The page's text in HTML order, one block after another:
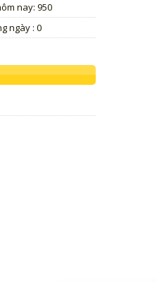
nay: 950
ngày : 0